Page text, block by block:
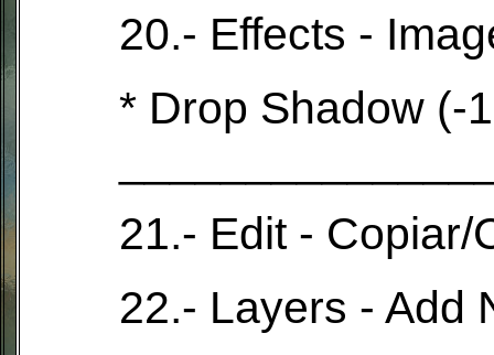
20.- Effects -
* Drop Shadow (-
21.- Edit -
22.- Layers - Add